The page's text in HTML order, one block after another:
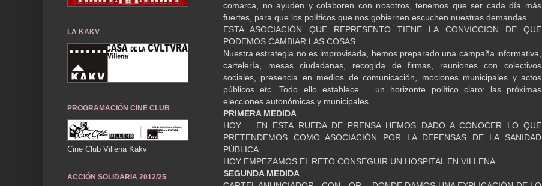
comarca, no ayuden y colaboren con nosotros, tenemos que ser cada día más
fuertes, para que los políticos que nos gobiernen escuchen nuestras demandas.
ESTA ASOCIACIÓN QUE REPRESENTO TIENE LA CONVICCION DE QUE
PODEMOS CAMBIAR LAS COSAS
Nuestra estrategia no es improvisada, hemos preparado una campaña informativa,
cartelería, mesas ciudadanas, recogida de firmas, reuniones con colectivos
sociales, presencia en medios de comunicación, mociones municipales y actos
públicos etc. Todo ello establece un horizonte político claro: las próximas
elecciones autonómicas y municipales.
PRIMERA MEDIDA
HOY EN ESTA RUEDA DE PRENSA HEMOS DADO A CONOCER LO QUE
PRETENDEMOS COMO ASOCIACIÓN POR LA DEFENSAS DE LA SANIDAD
PÚBLICA.
HOY EMPEZAMOS EL RETO CONSEGUIR UN HOSPITAL EN VILLENA
SEGUNDA MEDIDA
LA KAKV
PROGRAMACIÓN CINE CLUB
Cine Club Villena Kakv
ACCIÓN SOLIDARIA 2012/25